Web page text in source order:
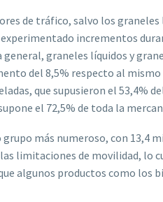
de tráfico, salvo los
incrementos
general, graneles líquidos y
del 8,5% respecto al
que supusieron el 53,4%
el 72,5% de toda la
más numeroso, con 13,4
limitaciones de movilidad, lo
algunos productos como los